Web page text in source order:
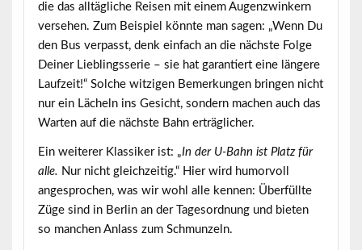
die das alltägliche Reisen mit einem Augenzwinkern
versehen. Zum Beispiel könnte man sagen: „Wenn Du
den Bus verpasst, denk einfach an die nächste Folge
Deiner Lieblingsserie – sie hat garantiert eine längere
Laufzeit!“ Solche witzigen Bemerkungen bringen nicht
nur ein Lächeln ins Gesicht, sondern machen auch das
Warten auf die nächste Bahn erträglicher.
Ein weiterer Klassiker ist: „In der U-Bahn ist Platz für
alle. Nur nicht gleichzeitig.“ Hier wird humorvoll
angesprochen, was wir wohl alle kennen: Überfüllte
Züge sind in Berlin an der Tagesordnung und bieten
so manchen Anlass zum Schmunzeln.